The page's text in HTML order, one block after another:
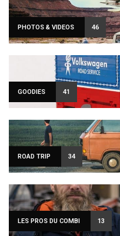
PHOTOS & VIDEOS 46
GOODIES 41
ROAD TRIP 34
LES PROS DU COMBI 13